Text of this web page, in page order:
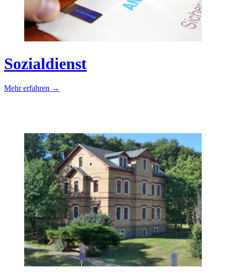
Sozialdienst
Mehr erfahren →